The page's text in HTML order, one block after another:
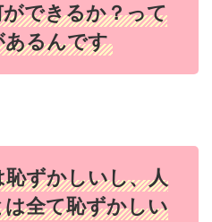
できるか？って
あるんです
ずかしいし、人
全て恥ずかしい